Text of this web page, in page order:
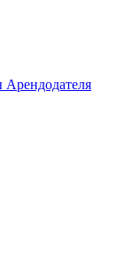
Арендодателя